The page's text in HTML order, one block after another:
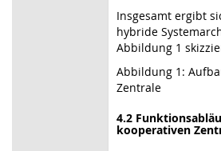
Insgesamt ergibt
hybride
Abbildung 1
Abbildung 1:
Zentrale
4.2
kooperativen